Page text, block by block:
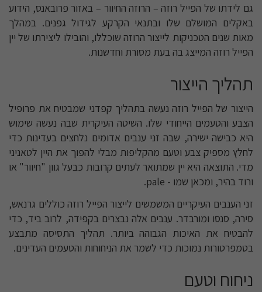
גם לידתו של הפייל רוזה – הרוזה החיוור – באזור פרובאנס, הידוע
באקלים המושלם שלו ובתנאי הקרקע לגידול גפנים. במהלך
מאות שנים הטכניקות לייצור הרוזה שוכללו, והובילו ליצירתו של יין
הפייל רוזה המייצג בה בעת מסורת וחדשנות.
תהליך הייצור
הייצור של הפייל רוזה נעשה בתהליך קפדני שמבטיח את פרופיל
הצבע והטעמים הייחודי שלו. השיטה העיקרית שבה נעשה שימוש
היא כבישה ישירה, שבה זני ענבים אדומים נלחצים בעדינות כדי
לחלץ מספיק צבע וטעם מהקליפות מבלי להפוך את היין לטאניני
מדי. התוצאה היא יין שמתואר לעתים קרובות כבעל גוון "חיוור" או
ורוד בהיר, ומכאן שמו - pale.
זני הענבים העיקריים המשמשים לייצור הפייל רוזה כוללים גרנאש,
סירה, סנסו ומורבדר. ענבים אלה נבצרים בקפידה, לרוב ביד, כדי
להבטיח את האיכות הגבוהה ביותר. תהליך התסיסה מתבצע
בטמפרטורות נמוכות כדי לשמר את הניחוחות והטעמים העדינים.
ניחוח וטעם